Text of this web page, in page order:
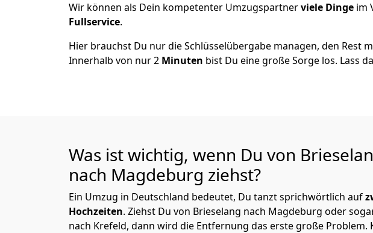
Wir können als Dein kompetenter Umzugspartnerviele Dinge im
Fullservice.
Hier brauchst Du nur die Schlüsselübergabe managen, den Rest
Innerhalb von nur 2 Minuten bist Du eine große Sorge los. Lass
Was ist wichtig, wenn Du von
nach Magdeburg ziehst?
Ein Umzug in Deutschland bedeutet, Du tanzt sprichwörtlich auf
Hochzeiten. Ziehst Du von Brieselang nach Magdeburg oder
nach Krefeld, dann wird die Entfernung das erste große Problem.